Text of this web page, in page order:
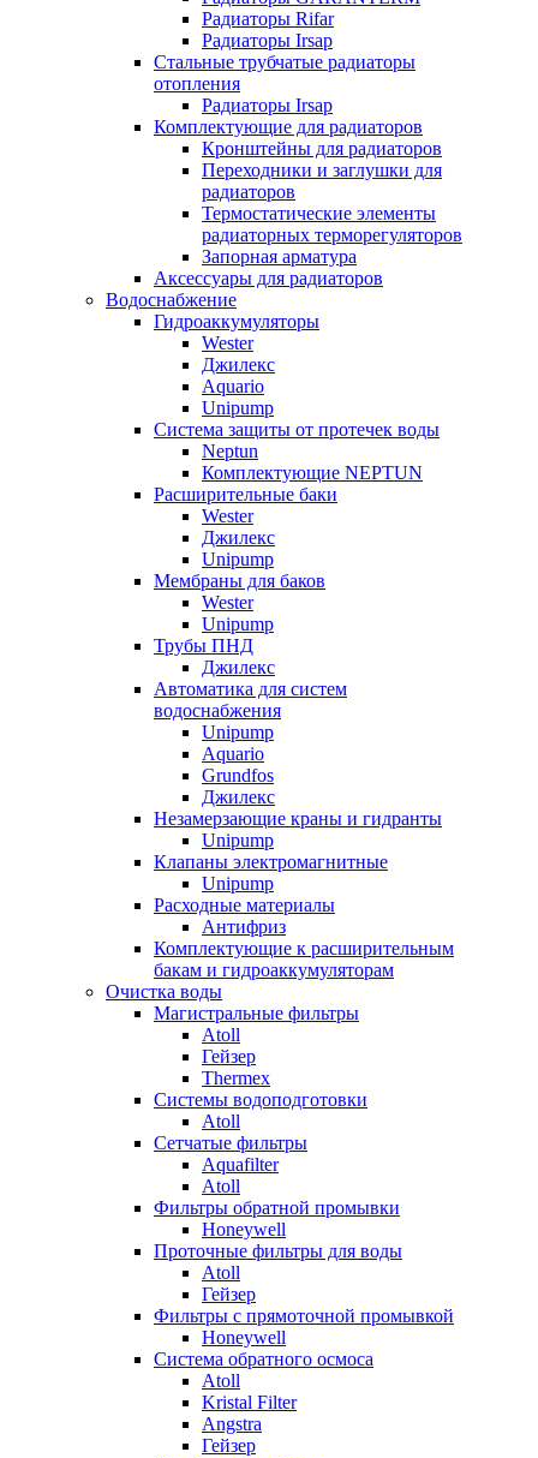
Радиаторы Rifar
Радиаторы Irsap
Стальные трубчатые радиаторы
отопления
Радиаторы Irsap
Комплектующие для радиаторов
Кронштейны для радиаторов
Переходники и заглушки для
радиаторов
Термостатические элементы
радиаторных терморегуляторов
Запорная арматура
Аксессуары для радиаторов
Водоснабжение
Гидроаккумуляторы
Wester
Джилекс
Aquario
Unipump
Система защиты от протечек воды
Neptun
Комплектующие NEPTUN
Расширительные баки
Wester
Джилекс
Unipump
Мембраны для баков
Wester
Unipump
Трубы ПНД
Джилекс
Автоматика для систем
водоснабжения
Unipump
Aquario
Grundfos
Джилекс
Незамерзающие краны и гидранты
Unipump
Клапаны электромагнитные
Unipump
Расходные материалы
Антифриз
Комплектующие к расширительным
бакам и гидроаккумуляторам
Очистка воды
Магистральные фильтры
Atoll
Гейзер
Thermex
Системы водоподготовки
Atoll
Сетчатые фильтры
Aquafilter
Atoll
Фильтры обратной промывки
Honeywell
Проточные фильтры для воды
Atoll
Гейзер
Фильтры с прямоточной промывкой
Honeywell
Система обратного осмоса
Atoll
Kristal Filter
Angstra
Гейзер